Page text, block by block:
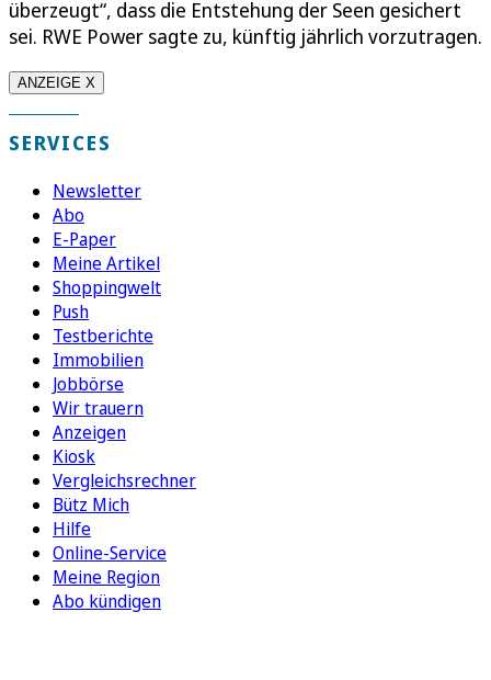
überzeugt“, dass die Entstehung der Seen gesichert
sei. RWE Power sagte zu, künftig jährlich vorzutragen.
ANZEIGE X
SERVICES
Newsletter
Abo
E-Paper
Meine Artikel
Shoppingwelt
Push
Testberichte
Immobilien
Jobbörse
Wir trauern
Anzeigen
Kiosk
Vergleichsrechner
Bütz Mich
Hilfe
Online-Service
Meine Region
Abo kündigen